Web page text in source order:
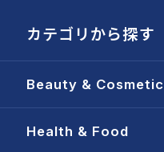
カテゴリから探す
Beauty &
Health & Food